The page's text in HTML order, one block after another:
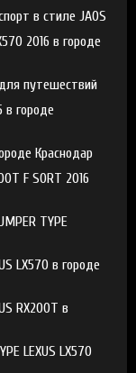
в стиле JAOS
2016 в городе
для путешествий
в городе
Краснодар
F SORT 2016
TYPE
LX570 в городе
RX200T в
LEXUS LX570